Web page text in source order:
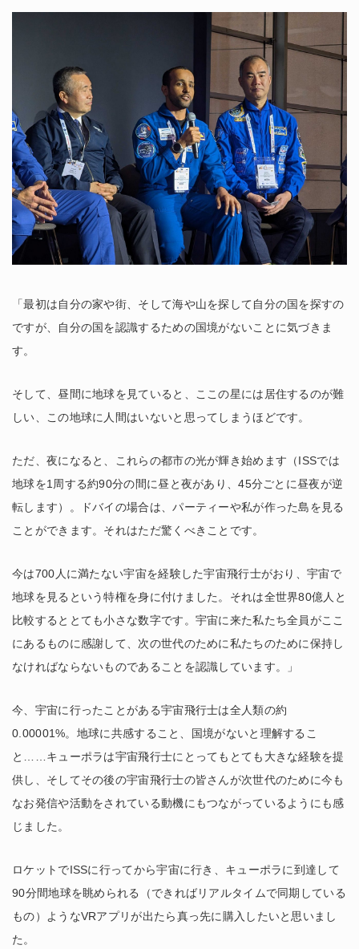
「最初は自分の家や街、そして海や山を探して自分の国を探すの
ですが、自分の国を認識するための国境がないことに気づきま
す。
そして、昼間に地球を見ていると、ここの星には居住するのが難
しい、この地球に人間はいないと思ってしまうほどです。
ただ、夜になると、これらの都市の光が輝き始めます（ISSでは
地球を1周する約90分の間に昼と夜があり、45分ごとに昼夜が逆
転します）。ドバイの場合は、パーティーや私が作った島を見る
ことができます。それはただ驚くべきことです。
今は700人に満たない宇宙を経験した宇宙飛行士がおり、宇宙で
地球を見るという特権を身に付けました。それは全世界80億人と
比較するととても小さな数字です。宇宙に来た私たち全員がここ
にあるものに感謝して、次の世代のために私たちのために保持し
なければならないものであることを認識しています。」
今、宇宙に行ったことがある宇宙飛行士は全人類の約
0.00001%。地球に共感すること、国境がないと理解するこ
と……キューポラは宇宙飛行士にとってもとても大きな経験を提
供し、そしてその後の宇宙飛行士の皆さんが次世代のために今も
なお発信や活動をされている動機にもつながっているようにも感
じました。
ロケットでISSに行ってから宇宙に行き、キューポラに到達して
90分間地球を眺められる（できればリアルタイムで同期している
もの）ようなVRアプリが出たら真っ先に購入したいと思いまし
た。